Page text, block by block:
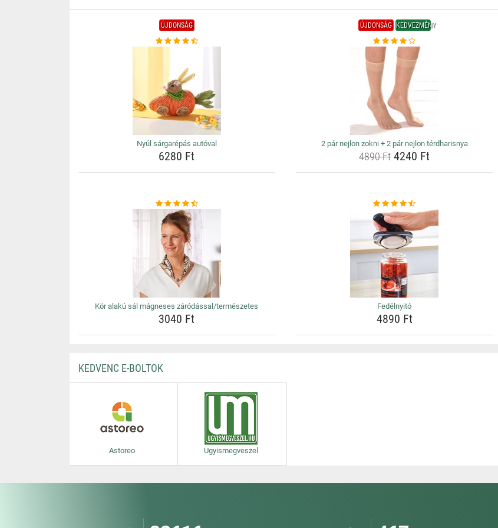
ÚJDONSÁG
Nyúl sárgarépás autóval
6280 Ft
ÚJDONSÁG KEDVEZMÉNY
2 pár nejlon zokni + 2 pár nejlon térdharisnya
4890 Ft4240 Ft
Kör alakú sál mágneses záródással/természetes
3040 Ft
Fedélnyitó
4890 Ft
KEDVENC E-BOLTOK
Astoreo Ugyismegveszel